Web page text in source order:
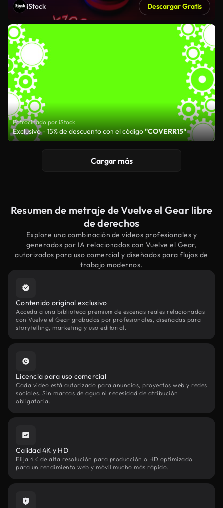
iStock Descargar Gratis
Patrocinado por iStock
Exclusivo - 15% de descuento con el código"COVERR15"
Cargar más
Resumen de metraje de Vuelve el Gear libre
de derechos
Explore una combinación de vídeos profesionales y
generados por IA relacionados con Vuelve el Gear,
autorizados para uso comercial y diseñados para flujos de
trabajo modernos.
Contenido original exclusivo
Acceda a una biblioteca premium de escenas reales relacionadas
con Vuelve el Gear grabadas por profesionales, diseñadas para
storytelling, marketing y uso editorial.
Licencia para uso comercial
Cada vídeo está autorizado para anuncios, proyectos web y redes
sociales. Sin marcas de agua ni necesidad de atribución
obligatoria.
Calidad 4K y HD
Elija 4K de alta resolución para producción o HD optimizado
para un rendimiento web y móvil mucho más rápido.